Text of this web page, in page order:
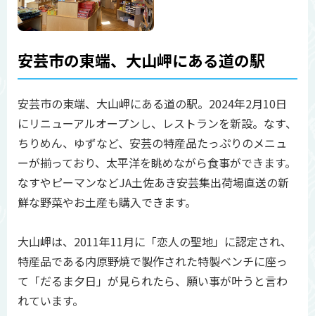
安芸市の東端、大山岬にある道の駅
安芸市の東端、大山岬にある道の駅。2024年2月10日
にリニューアルオープンし、レストランを新設。なす、
ちりめん、ゆずなど、安芸の特産品たっぷりのメニュ
ーが揃っており、太平洋を眺めながら食事ができます。
なすやピーマンなどJA土佐あき安芸集出荷場直送の新
鮮な野菜やお土産も購入できます。
大山岬は、2011年11月に「恋人の聖地」に認定され、
特産品である内原野焼で製作された特製ベンチに座っ
て「だるま夕日」が見られたら、願い事が叶うと言わ
れています。